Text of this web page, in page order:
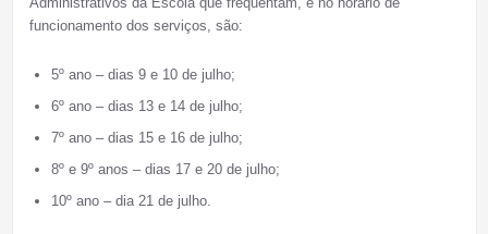
funcionamento dos serviços, são:
5º ano – dias 9 e 10 de julho;
6º ano – dias 13 e 14 de julho;
7º ano – dias 15 e 16 de julho;
8º e 9º anos – dias 17 e 20 de julho;
10º ano – dia 21 de julho.